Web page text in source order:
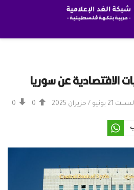
الاقتصادية عن سوريا
0
0